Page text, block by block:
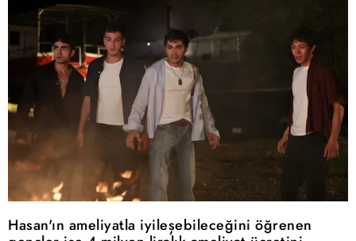
Hasan'ın ameliyatla iyileşebileceğini öğrenen